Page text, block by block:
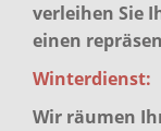
verleihen Sie
einen
Winterdienst:
Wir räumen